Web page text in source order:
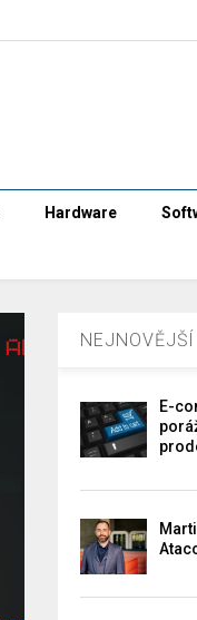
Hardware
E-